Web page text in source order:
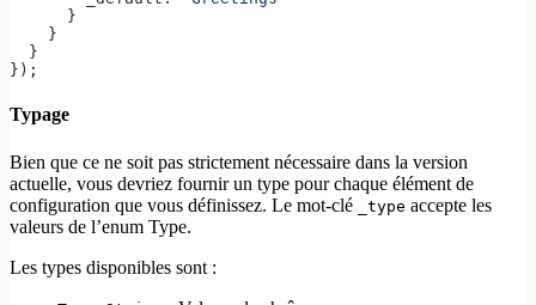
      }
    }
  }
});
Typage
Bien que ce ne soit pas strictement nécessaire dans la version
actuelle, vous devriez fournir un type pour chaque élément de
configuration que vous définissez. Le mot-clé
_type accepte les
valeurs de l’enum Type.
Les types disponibles sont :